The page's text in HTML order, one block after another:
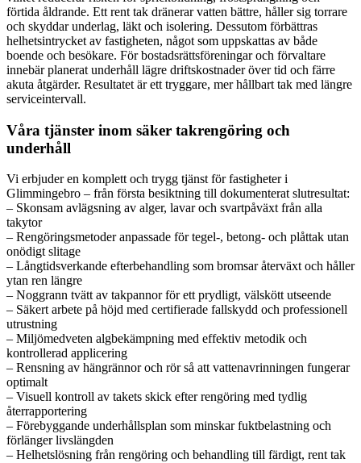
förtida åldrande. Ett rent tak dränerar vatten bättre, håller sig torrare
och skyddar underlag, läkt och isolering. Dessutom förbättras
helhetsintrycket av fastigheten, något som uppskattas av både
boende och besökare. För bostadsrättsföreningar och förvaltare
innebär planerat underhåll lägre driftskostnader över tid och färre
akuta åtgärder. Resultatet är ett tryggare, mer hållbart tak med längre
serviceintervall.
Våra tjänster inom säker takrengöring och
underhåll
Vi erbjuder en komplett och trygg tjänst för fastigheter i
Glimmingebro – från första besiktning till dokumenterat slutresultat:
– Skonsam avlägsning av alger, lavar och svartpåväxt från alla
takytor
– Rengöringsmetoder anpassade för tegel-, betong- och plåttak utan
onödigt slitage
– Långtidsverkande efterbehandling som bromsar återväxt och håller
ytan ren längre
– Noggrann tvätt av takpannor för ett prydligt, välskött utseende
– Säkert arbete på höjd med certifierade fallskydd och professionell
utrustning
– Miljömedveten algbekämpning med effektiv metodik och
kontrollerad applicering
– Rensning av hängrännor och rör så att vattenavrinningen fungerar
optimalt
– Visuell kontroll av takets skick efter rengöring med tydlig
återrapportering
– Förebyggande underhållsplan som minskar fuktbelastning och
förlänger livslängden
– Helhetslösning från rengöring och behandling till färdigt, rent tak